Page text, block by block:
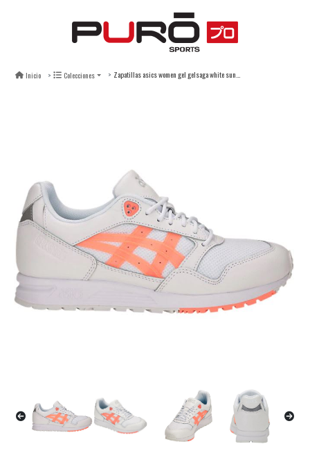
Inicio Colecciones Zapatillas asics women gel gelsaga white sun coral